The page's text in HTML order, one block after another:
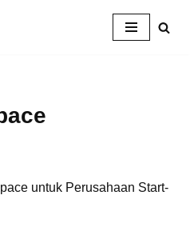
untuk Perusahaan Start-